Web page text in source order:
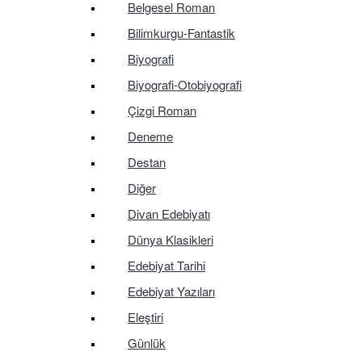
Belgesel Roman
Bilimkurgu-Fantastik
Biyografi
Biyografi-Otobiyografi
Çizgi Roman
Deneme
Destan
Diğer
Divan Edebiyatı
Dünya Klasikleri
Edebiyat Tarihi
Edebiyat Yazıları
Eleştiri
Günlük